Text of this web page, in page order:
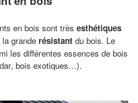
en bois sont très esthétiques
grande résistant du bois. Le
les différentes essences de bois
bois exotiques…).